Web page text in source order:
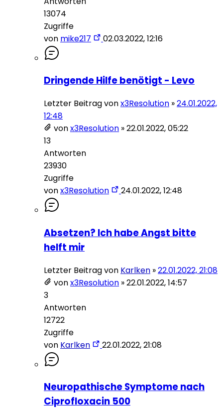
13074
Zugriffe
von mike217 02.03.2022, 12:16
Dringende Hilfe benötigt - Levo
Letzter Beitrag vonx3Resolution »24.01.2022,
12:48
vonx3Resolution »22.01.2022, 05:22
13
Antworten
23930
Zugriffe
vonx3Resolution 24.01.2022, 12:48
Absetzen? Ich habe Angst bitte
helft mir
Letzter Beitrag von Karlken »22.01.2022, 21:08
vonx3Resolution »22.01.2022, 14:57
3
Antworten
12722
Zugriffe
von Karlken 22.01.2022, 21:08
Neuropathische Symptome nach
Ciprofloxacin 500